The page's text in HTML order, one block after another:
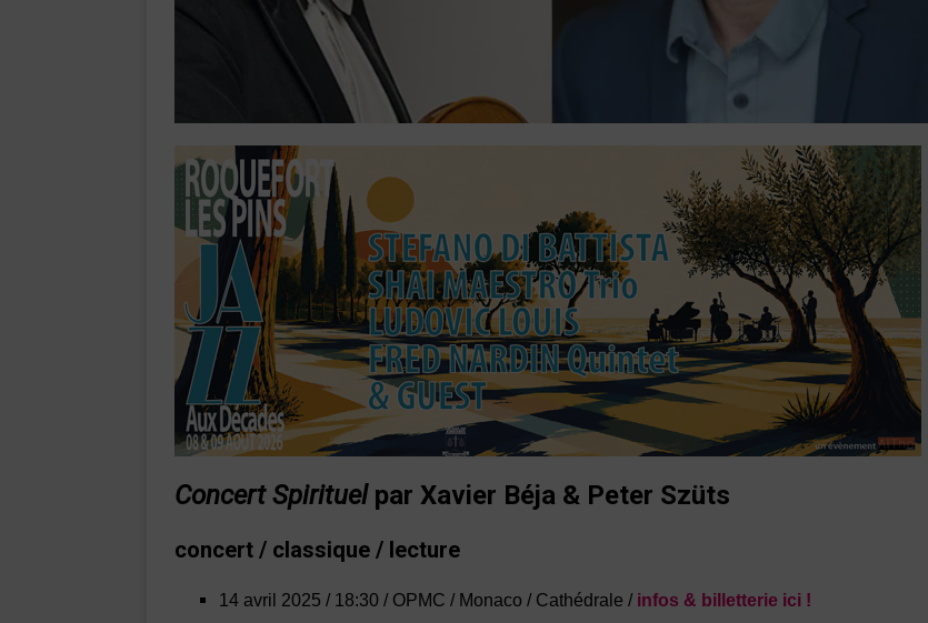
Concert Spirituel par Xavier Béja & Peter Szüts
concert / classique / lecture
14 avril 2025 / 18:30 / OPMC / Monaco / Cathédrale / infos & billetterie ici !